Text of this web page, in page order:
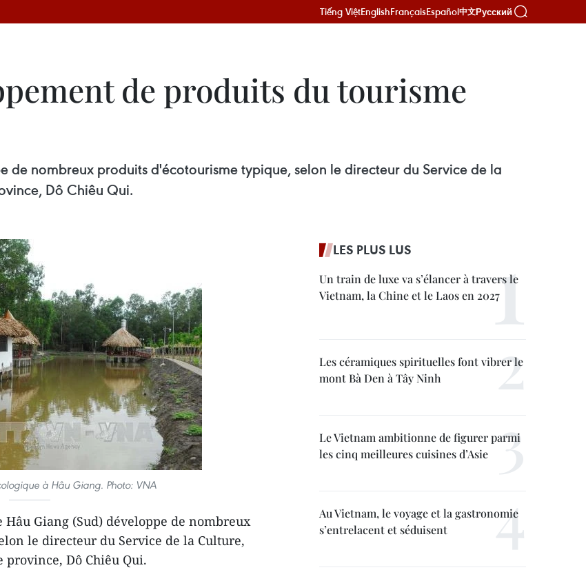
Tiếng ViệtEnglishFrançaisEspañol中文Русский
de produits du tourisme
de nombreux produits d'écotourisme typique, selon le directeur du Service de la
Dô Chiêu Qui.
à Hâu Giang. Photo: VNA
Giang (Sud) développe de nombreux
le directeur du Service de la Culture,
province, Dô Chiêu Qui.
LES PLUS LUS
Un train de luxe va s’élancer à travers le
Vietnam, la Chine et le Laos en 2027
Les céramiques spirituelles font vibrer le
mont Bà Den à Tây Ninh
Le Vietnam ambitionne de figurer parmi
les cinq meilleures cuisines d’Asie
Au Vietnam, le voyage et la gastronomie
s’entrelacent et séduisent